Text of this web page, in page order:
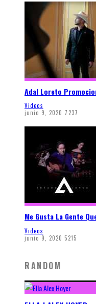
Adal Loreto
Videos
junio 9, 2020 7237
Me Gusta La Gente
Videos
junio 9, 2020 5215
RANDOM